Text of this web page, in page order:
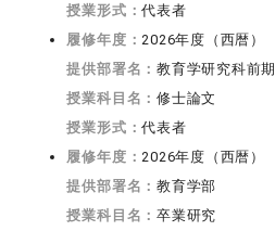
授業形式：代表者
履修年度： 2026年度（西暦）
提供部署名：教育学研究科前期
授業科目名：修士論文
授業形式：代表者
履修年度： 2026年度（西暦）
提供部署名：教育学部
授業科目名：卒業研究